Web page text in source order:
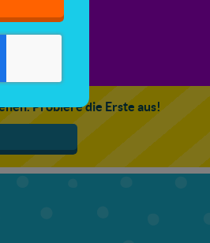
Probiere die Erste aus!